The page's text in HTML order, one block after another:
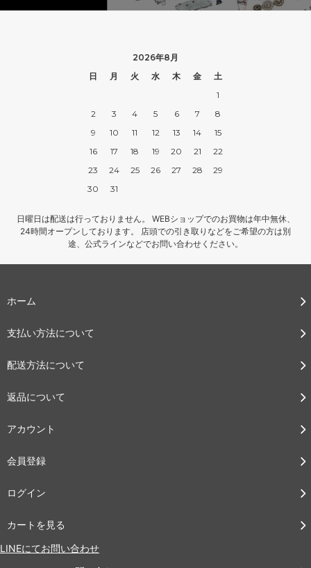
2026年8月
日
月 火 水 木 金
土
1
2
3 4 5 6 7
8
9
10 11 12 13 14
15
16
17 18 19 20 21
22
23
24 25 26 27 28
29
30
31
日曜日は配送は行っておりません。 WEBショップでのお買物は年中無休、
24時間オープンしております。 店頭での引き取りなどをご希望の方は別
途、公式ラインなどでお問い合わせください。
ホーム
支払い方法について
配送方法について
返品について
アカウント
会員登録
ログイン
カートを見る
LINEにてお問い合わせ